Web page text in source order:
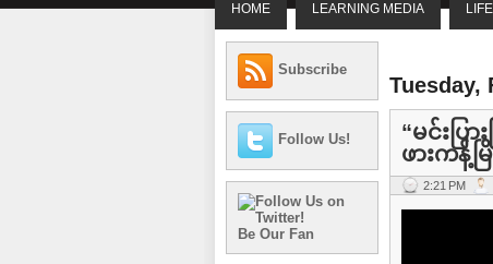
HOME LEARNING MEDIA
Subscribe
Follow Us!
Be Our Fan
Tuesday,
“မင်းပြ
ဖားကန့်
2:21 PM